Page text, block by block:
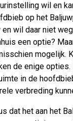
wil en
op het
wil daar niet
een optie?
mogelijk.
de enige opties.
in de
verbreding
dat het aan het